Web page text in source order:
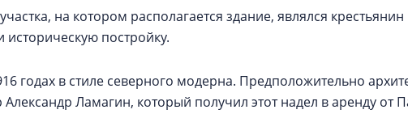
на котором располагается здание, являлся
историческую постройку.
годах в стиле северного модерна. Предположительно
Ламагин, который получил этот надел в аренду от